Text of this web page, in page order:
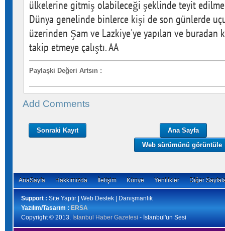
ülkelerine gitmiş olabileceği şeklinde teyit
Dünya genelinde binlerce kişi de son günlerde
üzerinden Şam ve Lazkiye'ye yapılan ve buradan
takip etmeye çalıştı. AA
Paylaşki Değeri Artsın :
Add Comments
Sonraki Kayıt
Ana Sayfa
Web sürümünü görüntüle
AnaSayfa Hakkımızda İletişim Künye Yenilikler Diğer
Support : Site Yaptır | Web Destek | Danışmanlık
Yazılım/Tasarım : ERSA
Copyright © 2013. İstanbul Haber Gazetesi - İstanbul'un Sesi